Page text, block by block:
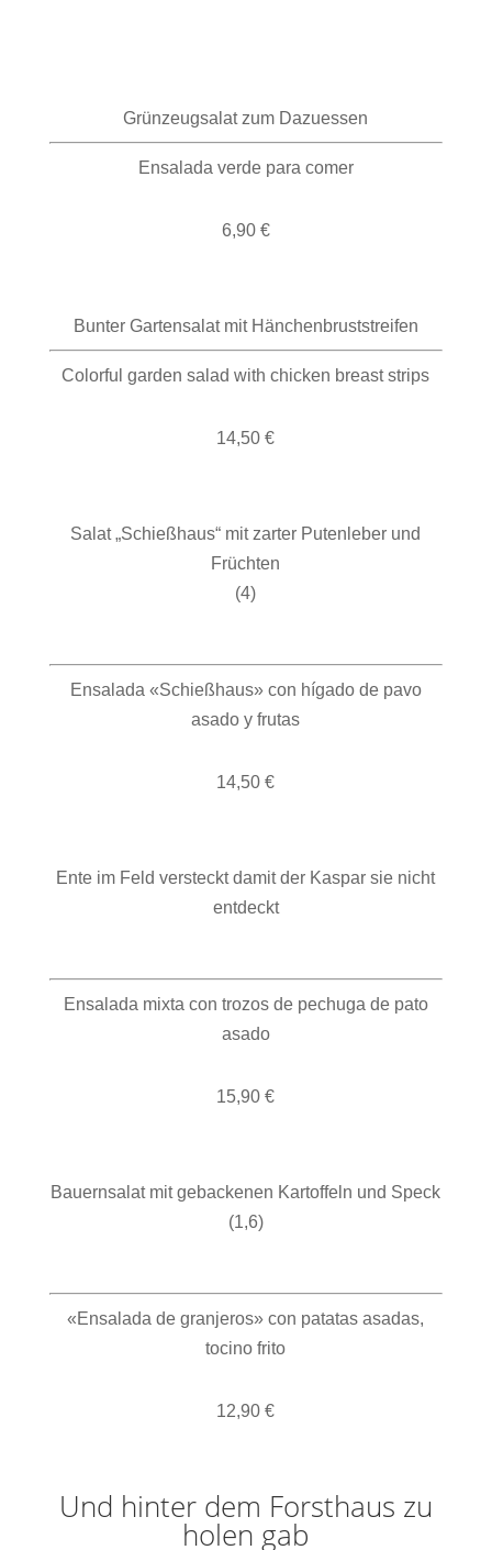
Grünzeugsalat zum Dazuessen
Ensalada verde para comer
6,90 €
Bunter Gartensalat mit Hänchenbruststreifen
Colorful garden salad with chicken breast strips
14,50 €
Salat „Schießhaus“ mit zarter Putenleber und
Früchten
(4)
Ensalada «Schießhaus» con hígado de pavo
asado y frutas
14,50 €
Ente im Feld versteckt damit der Kaspar sie nicht
entdeckt
Ensalada mixta con trozos de pechuga de pato
asado
15,90 €
Bauernsalat mit gebackenen Kartoffeln und Speck
(1,6)
«Ensalada de granjeros» con patatas asadas,
tocino frito
12,90 €
Und hinter dem Forsthaus zu
holen gab